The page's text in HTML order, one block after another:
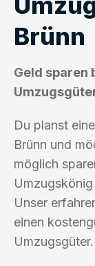
Brünn
Geld sparen
Du planst
Brünn und
möglich
Unser
einen
Umzugsgüter.